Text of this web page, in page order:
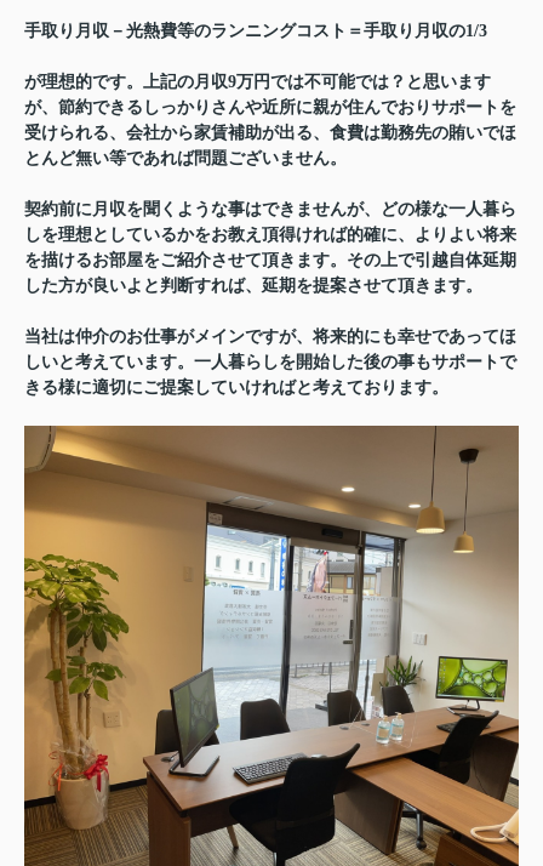
手取り月収－光熱費等のランニングコスト＝手取り月収の1/3
が理想的です。上記の月収9万円では不可能では？と思います
が、節約できるしっかりさんや近所に親が住んでおりサポートを
受けられる、会社から家賃補助が出る、食費は勤務先の賄いでほ
とんど無い等であれば問題ございません。
契約前に月収を聞くような事はできませんが、どの様な一人暮ら
しを理想としているかをお教え頂得ければ的確に、よりよい将来
を描けるお部屋をご紹介させて頂きます。その上で引越自体延期
した方が良いよと判断すれば、延期を提案させて頂きます。
当社は仲介のお仕事がメインですが、将来的にも幸せであってほ
しいと考えています。一人暮らしを開始した後の事もサポートで
きる様に適切にご提案していければと考えております。